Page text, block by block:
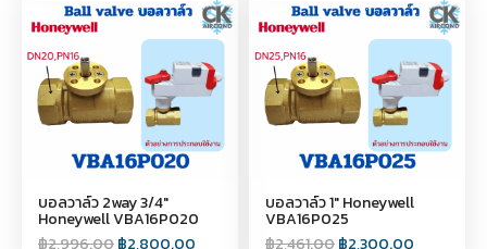
บอลวาล์ว 2way 3/4"
Honeywell VBA16P020
฿2,996.00฿2,800.00
บอลวาล์ว 1" Honeywell
VBA16P025
฿2,461.00฿2,300.00